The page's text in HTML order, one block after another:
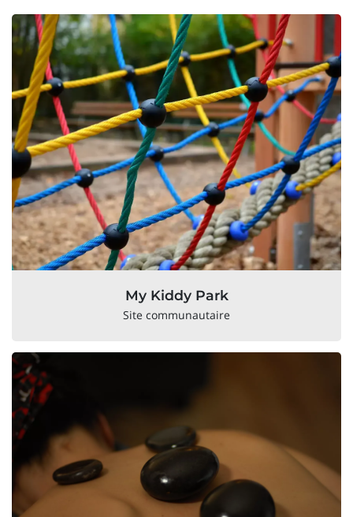
My Kiddy Park
Site communautaire